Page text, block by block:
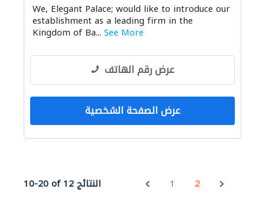
We, Elegant Palace; would like to introduce our
establishment as a leading firm in the
Kingdom of Ba... See More
عرض رقم الهاتف
عرض الصفحة الشخصية
10-20 of 12 النتائج 1 2